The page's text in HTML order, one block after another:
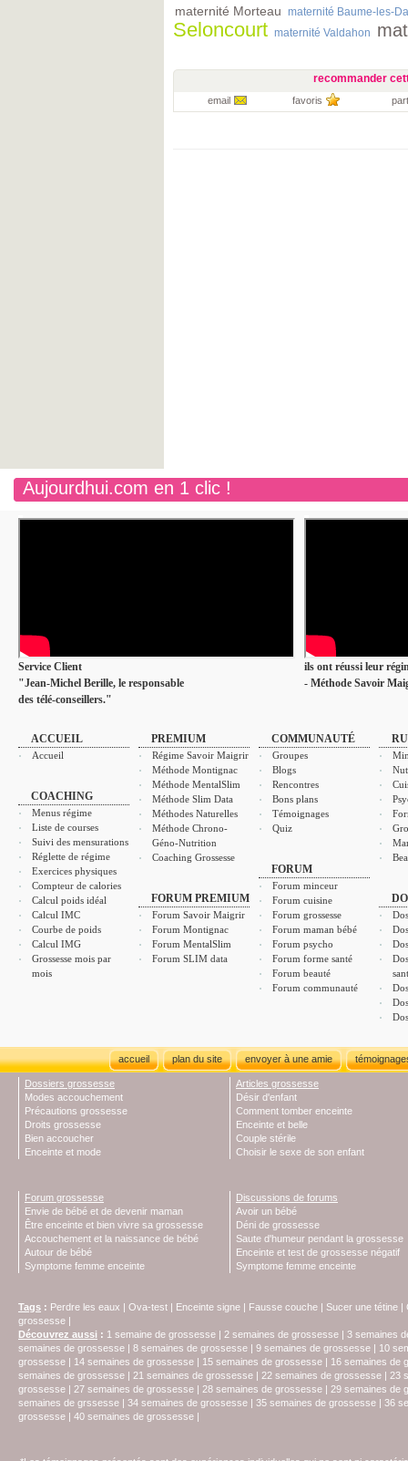
maternité Morteau maternité Baume-les-
Seloncourt maternité Valdahon
recommander
email favoris
Aujourdhui.com en 1 clic !
Service Client
"Jean-Michel Berille, le responsable
des télé-conseillers."
ils ont réussi leur
- Méthode Savoir
ACCUEIL
Accueil
COACHING
Menus régime
Liste de courses
Suivi des mensurations
Réglette de régime
Exercices physiques
Compteur de calories
Calcul poids idéal
Calcul IMC
Courbe de poids
Calcul IMG
Grossesse mois par
mois
PREMIUM
Régime Savoir Maigrir
Méthode Montignac
Méthode MentalSlim
Méthode Slim Data
Méthodes Naturelles
Méthode Chrono-
Géno-Nutrition
Coaching Grossesse
FORUM PREMIUM
Forum Savoir Maigrir
Forum Montignac
Forum MentalSlim
Forum SLIM data
COMMUNAUTÉ
Groupes
Blogs
Rencontres
Bons plans
Témoignages
Quiz
FORUM
Forum minceur
Forum cuisine
Forum grossesse
Forum maman bébé
Forum psycho
Forum forme santé
Forum beauté
Forum communauté
accueil plan du site envoyer à une amie
Dossiers grossesse
Modes accouchement
Précautions grossesse
Droits grossesse
Bien accoucher
Enceinte et mode
Articles grossesse
Désir d'enfant
Comment tomber enceinte
Enceinte et belle
Couple stérile
Choisir le sexe de son enfant
Forum grossesse
Envie de bébé et de devenir maman
Être enceinte et bien vivre sa grossesse
Accouchement et la naissance de bébé
Autour de bébé
Symptome femme enceinte
Discussions de forums
Avoir un bébé
Déni de grossesse
Saute d'humeur pendant la grossesse
Enceinte et test de grossesse négatif
Symptome femme enceinte
Tags : Perdre les eaux | Ova-test | Enceinte signe | Fausse couche | Sucer une tétine |
grossesse |
Découvrez aussi : 1 semaine de grossesse | 2 semaines de grossesse | 3 semaines
semaines de grossesse | 8 semaines de grossesse | 9 semaines de grossesse | 10
grossesse | 14 semaines de grossesse | 15 semaines de grossesse | 16 semaines de
semaines de grossesse | 21 semaines de grossesse | 22 semaines de grossesse | 23
grossesse | 27 semaines de grossesse | 28 semaines de grossesse | 29 semaines de
semaines de grssesse | 34 semaines de grossesse | 35 semaines de grossesse | 36
grossesse | 40 semaines de grossesse |